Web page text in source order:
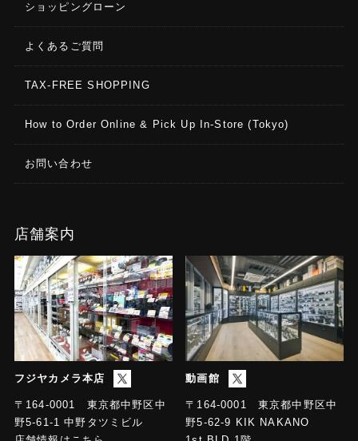
ショッピングローン
よくあるご質問
TAX-FREE SHOPPING
How to Order Online & Pick Up In-Store (Tokyo)
お問い合わせ
店舗案内
フジヤカメラ本店
〒164-0001 東京都中野区中
野5-61-1 中野タツミビル
動画館
〒164-0001 東京都中野区中
野5-62-9 KIK NAKANO